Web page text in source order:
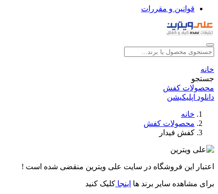
قوانین و مقررات
خانه
جستجو
محصولات کفش
دانلود اپلیکیشن
خانه
محصولات کفش
کفش فیدار
اعتبار این فروشگاه در سایت علی ویترین منقضی شده است !
برای مشاهده سایر برند ها اینجا کلیک کنید